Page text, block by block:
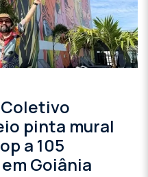
pinta mural
a 105
Goiânia